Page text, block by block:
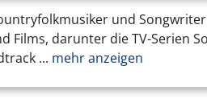
und
Films, darunter die TV-Serien
... mehr anzeigen